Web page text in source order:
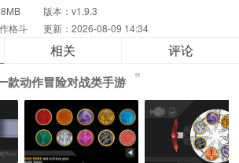
版本：v1.9.3
格斗
更新：2026-08-09 14:34
相关 评论
款动作冒险对战类手游